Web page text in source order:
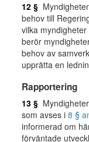
12 §
behov till
vilka
berör
behov av
upprätta en
Rapportering
13 §
som avses i 8 §
informerad om
förväntade